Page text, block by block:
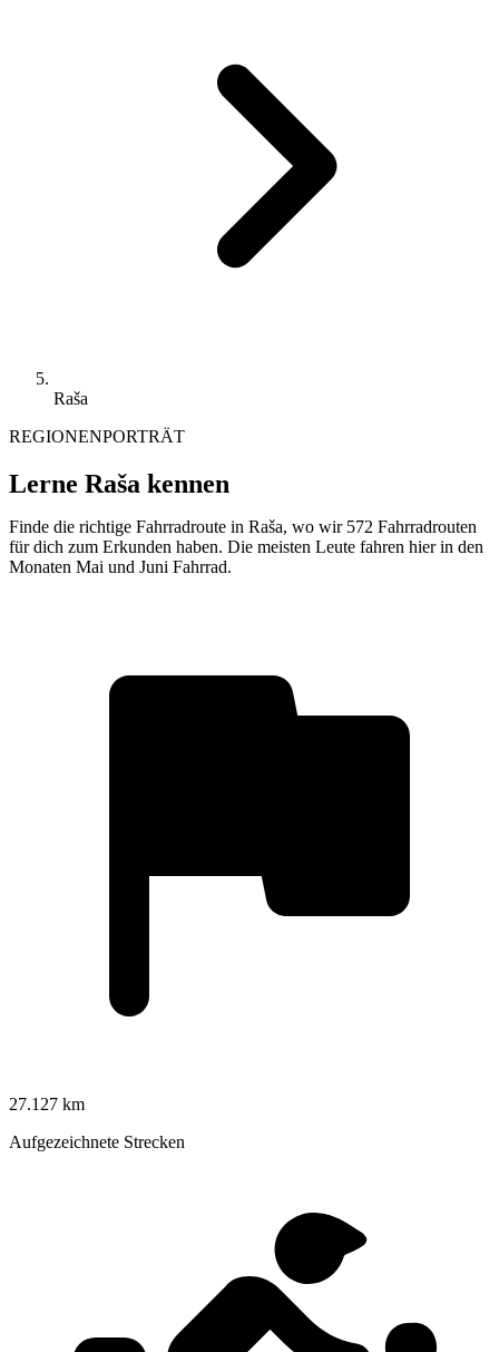
Raša
REGIONENPORTRÄT
Lerne Raša kennen
Finde die richtige Fahrradroute in Raša, wo wir 572 Fahrradrouten
für dich zum Erkunden haben. Die meisten Leute fahren hier in den
Monaten Mai und Juni Fahrrad.
27.127 km
Aufgezeichnete Strecken